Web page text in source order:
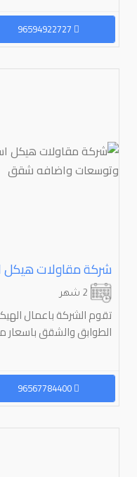
تقوم الشركة باعمال
الطوابق والشقق باسعار
96567784400